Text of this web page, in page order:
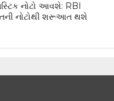
નોટો આવશે: RBI
નોટોથી શરૂઆત થશે